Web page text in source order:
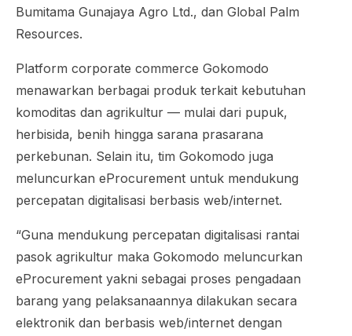
Bumitama Gunajaya Agro Ltd., dan Global Palm
Resources.
Platform corporate commerce Gokomodo
menawarkan berbagai produk terkait kebutuhan
komoditas dan agrikultur — mulai dari pupuk,
herbisida, benih hingga sarana prasarana
perkebunan. Selain itu, tim Gokomodo juga
meluncurkan eProcurement untuk mendukung
percepatan digitalisasi berbasis web/internet.
“Guna mendukung percepatan digitalisasi rantai
pasok agrikultur maka Gokomodo meluncurkan
eProcurement yakni sebagai proses pengadaan
barang yang pelaksanaannya dilakukan secara
elektronik dan berbasis web/internet dengan